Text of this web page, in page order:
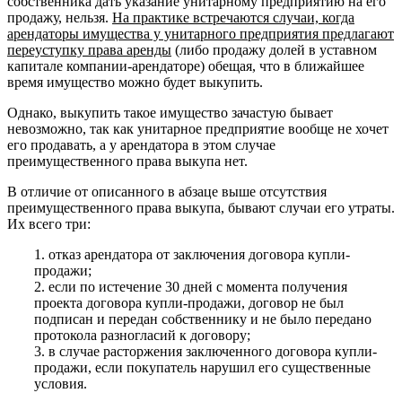
продажу, нельзя. На практике встречаются случаи, когда
арендаторы имущества у унитарного предприятия предлагают
переуступку права аренды (либо продажу долей в уставном
капитале компании-арендаторе) обещая, что в ближайшее
время имущество можно будет выкупить.
Однако, выкупить такое имущество зачастую бывает
невозможно, так как унитарное предприятие вообще не хочет
его продавать, а у арендатора в этом случае
преимущественного права выкупа нет.
В отличие от описанного в абзаце выше отсутствия
преимущественного права выкупа, бывают случаи его утраты.
Их всего три:
1. отказ арендатора от заключения договора купли-
продажи;
2. если по истечение 30 дней с момента получения
проекта договора купли-продажи, договор не был
подписан и передан собственнику и не было передано
протокола разногласий к договору;
3. в случае расторжения заключенного договора купли-
продажи, если покупатель нарушил его существенные
условия.